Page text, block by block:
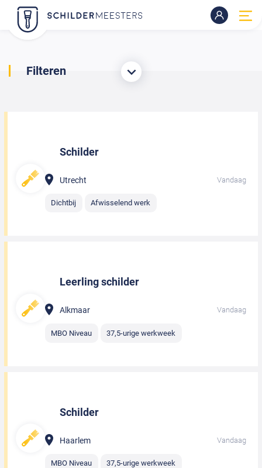
Filteren
Schilder
Utrecht Vandaag
Dichtbij Afwisselend werk
Leerling schilder
Alkmaar Vandaag
MBO Niveau 37,5-urige werkweek
Schilder
Haarlem Vandaag
MBO Niveau 37,5-urige werkweek